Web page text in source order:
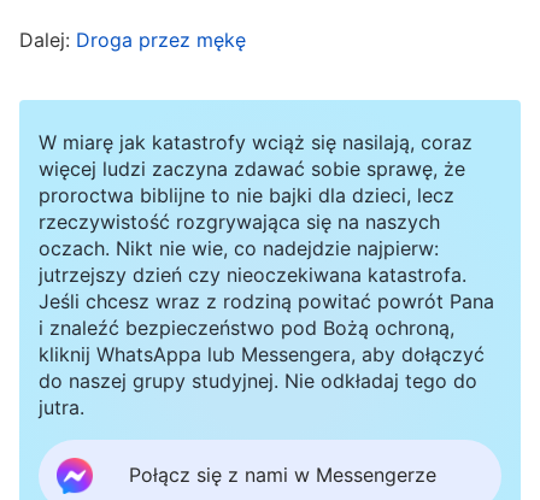
współpracuję, ona również się jej przyjrzy, więc
przełożony dowiedział się, że spowolnienie w
produkcji wideo poważnie opóźniło pracę, więc
surowo przyciął nas za brak odpowiedzialności i
zwolnił siostrę, która odpowiadała za tę pracę.
Później przełożony wypytywał mnie: „Czy
wydaje ci się, że tylko dlatego, że przydzielono
cię do pracy przy scenariuszach, to dopóki
będziesz dobrze wykonywała tę pracę, problemy
związane z innymi zadaniami nie będą miały z
Dalej: Droga przez mękę
W miarę jak katastrofy wciąż się nasilają, coraz
więcej ludzi zaczyna zdawać sobie sprawę, że
proroctwa biblijne to nie bajki dla dzieci, lecz
rzeczywistość rozgrywająca się na naszych
oczach. Nikt nie wie, co nadejdzie najpierw:
jutrzejszy dzień czy nieoczekiwana katastrofa.
Jeśli chcesz wraz z rodziną powitać powrót Pana
i znaleźć bezpieczeństwo pod Bożą ochroną,
kliknij WhatsAppa lub Messengera, aby dołączyć
do naszej grupy studyjnej. Nie odkładaj tego do
jutra.
Połącz się z nami w Messengerze